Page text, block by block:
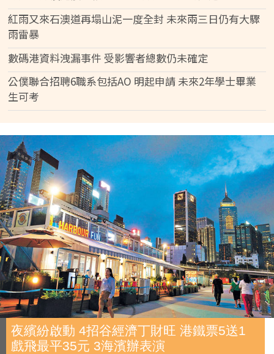
紅雨又來石澳道再塌山泥一度全封 未來兩三日仍有大驟
雨雷暴
數碼港資料洩漏事件 受影響者總數仍未確定
公僕聯合招聘6職系包括AO 明起申請 未來2年學士畢業
生可考
夜繽紛啟動 4招谷經濟丁財旺 港鐵票5送1
戲飛最平35元 3海濱辦表演